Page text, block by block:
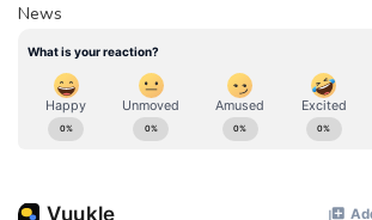
News